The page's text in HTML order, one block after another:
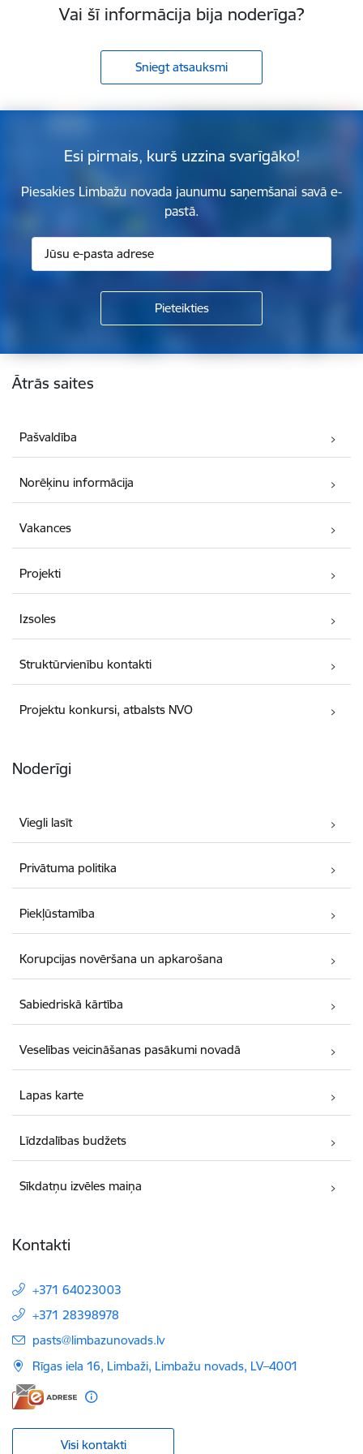
Vai šī informācija bija noderīga?
Sniegt atsauksmi
Esi pirmais, kurš uzzina svarīgāko!
Piesakies Limbažu novada jaunumu saņemšanai savā e-
pastā.
Kājene
Ātrās saites
Pašvaldība
Norēķinu informācija
Vakances
Projekti
Izsoles
Struktūrvienību kontakti
Projektu konkursi, atbalsts NVO
Noderīgi
Viegli lasīt
Privātuma politika
Piekļūstamība
Korupcijas novēršana un apkarošana
Sabiedriskā kārtība
Veselības veicināšanas pasākumi novadā
Lapas karte
Līdzdalības budžets
Sīkdatņu izvēles maiņa
Kontakti
+371 64023003
+371 28398978
E-pasts:
pasts@limbazunovads.lv
Rīgas iela 16, Limbaži, Limbažu novads, LV–4001
Visi kontakti